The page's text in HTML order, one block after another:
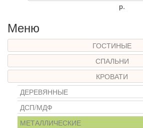
р.
Меню
ГОСТИНЫЕ
СПАЛЬНИ
КРОВАТИ
ДЕРЕВЯННЫЕ
ДСП/МДФ
МЕТАЛЛИЧЕСКИЕ